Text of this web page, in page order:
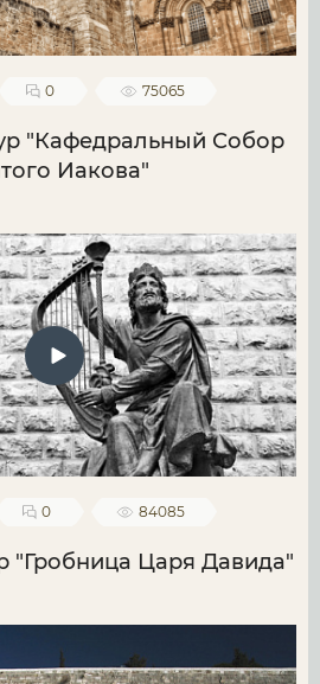
0 75065
"Кафедральный Собор
Иакова"
0 84085
"Гробница Царя Давида"